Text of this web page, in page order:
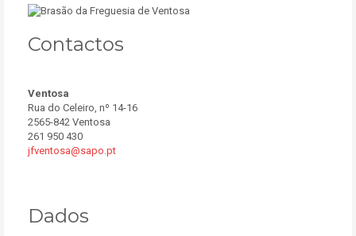
Contactos
Ventosa
Rua do Celeiro, nº 14-16
2565-842 Ventosa
261 950 430
jfventosa@sapo.pt
Dados